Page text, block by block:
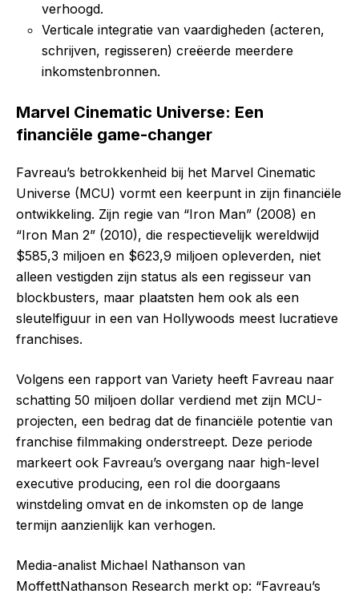
verhoogd.
Verticale integratie van vaardigheden (acteren,
schrijven, regisseren) creëerde meerdere
inkomstenbronnen.
Marvel Cinematic Universe: Een
financiële game-changer
Favreau’s betrokkenheid bij het Marvel Cinematic
Universe (MCU) vormt een keerpunt in zijn financiële
ontwikkeling. Zijn regie van “Iron Man” (2008) en
“Iron Man 2” (2010), die respectievelijk wereldwijd
$585,3 miljoen en $623,9 miljoen opleverden, niet
alleen vestigden zijn status als een regisseur van
blockbusters, maar plaatsten hem ook als een
sleutelfiguur in een van Hollywoods meest lucratieve
franchises.
Volgens een rapport van Variety heeft Favreau naar
schatting 50 miljoen dollar verdiend met zijn MCU-
projecten, een bedrag dat de financiële potentie van
franchise filmmaking onderstreept. Deze periode
markeert ook Favreau’s overgang naar high-level
executive producing, een rol die doorgaans
winstdeling omvat en de inkomsten op de lange
termijn aanzienlijk kan verhogen.
Media-analist Michael Nathanson van
MoffettNathanson Research merkt op: “Favreau’s